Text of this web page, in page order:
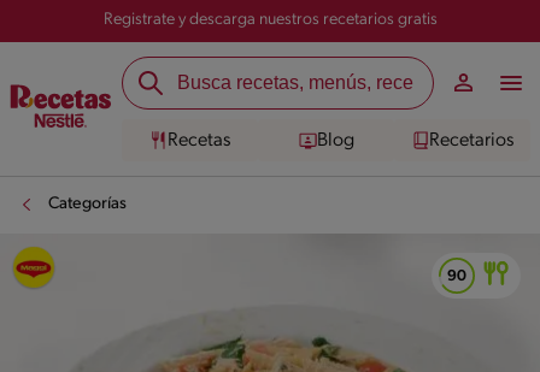
Registrate y descarga nuestros recetarios gratis
Recetas Blog Recetarios
Categorías